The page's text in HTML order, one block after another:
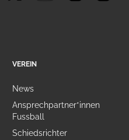
VEREIN
News
Ansprechpartner*innen
Fussball
Schiedsrichter